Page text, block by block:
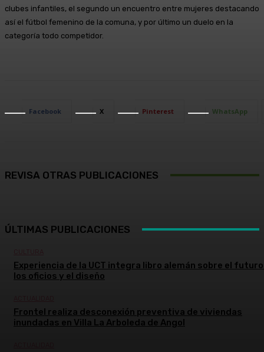
clubes infantiles, el segundo un encuentro entre mujeres destacando
así el fútbol femenino de la comuna, y por último un duelo en la
categoría todo competidor.
Facebook X Pinterest WhatsApp
REVISA OTRAS PUBLICACIONES
ÚLTIMAS PUBLICACIONES
Experiencia de la UCT integra libro alemán sobre el
los oficios y el diseño
Frontel realiza desconexión preventiva de viviendas
inundadas en Villa La Arboleda de Angol